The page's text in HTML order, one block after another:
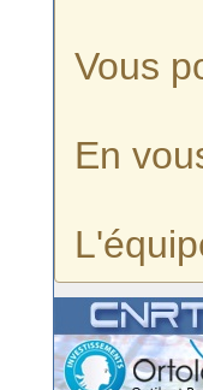
Vous
En